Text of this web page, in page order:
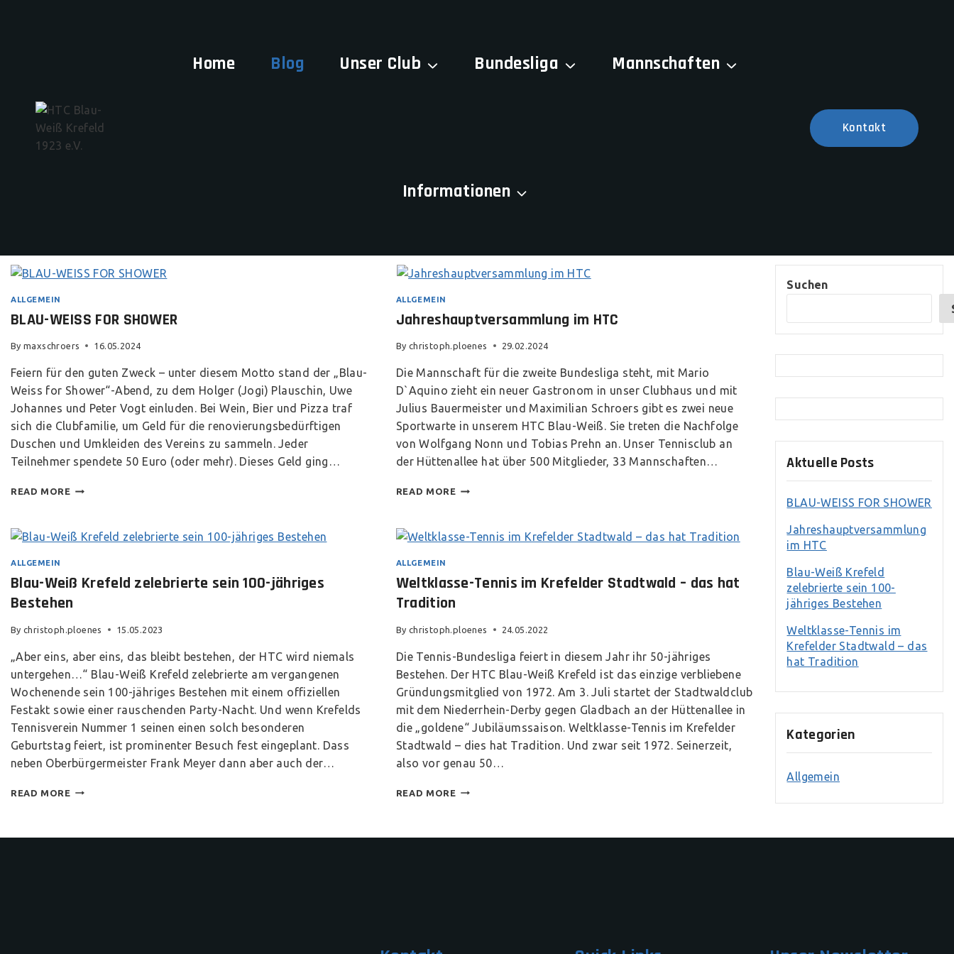
Home Blog Unser Club Bundesliga Mannschaften
Informationen
Kontakt
ALLGEMEIN
BLAU-WEISS FOR SHOWER
By maxschroers 16.05.2024
Feiern für den guten Zweck – unter diesem Motto stand der „Blau-
Weiss for Shower“-Abend, zu dem Holger (Jogi) Plauschin, Uwe
Johannes und Peter Vogt einluden. Bei Wein, Bier und Pizza traf
sich die Clubfamilie, um Geld für die renovierungsbedürftigen
Duschen und Umkleiden des Vereins zu sammeln. Jeder
Teilnehmer spendete 50 Euro (oder mehr). Dieses Geld ging…
READ MORE
ALLGEMEIN
Jahreshauptversammlung im HTC
By christoph.ploenes 29.02.2024
Die Mannschaft für die zweite Bundesliga steht, mit Mario
D`Aquino zieht ein neuer Gastronom in unser Clubhaus und mit
Julius Bauermeister und Maximilian Schroers gibt es zwei neue
Sportwarte in unserem HTC Blau-Weiß. Sie treten die Nachfolge
von Wolfgang Nonn und Tobias Prehn an. Unser Tennisclub an
der Hüttenallee hat über 500 Mitglieder, 33 Mannschaften…
READ MORE
ALLGEMEIN
Blau-Weiß Krefeld zelebrierte sein 100-jähriges
Bestehen
By christoph.ploenes 15.05.2023
„Aber eins, aber eins, das bleibt bestehen, der HTC wird niemals
untergehen…“ Blau-Weiß Krefeld zelebrierte am vergangenen
Wochenende sein 100-jähriges Bestehen mit einem offiziellen
Festakt sowie einer rauschenden Party-Nacht. Und wenn Krefelds
Tennisverein Nummer 1 seinen einen solch besonderen
Geburtstag feiert, ist prominenter Besuch fest eingeplant. Dass
neben Oberbürgermeister Frank Meyer dann aber auch der…
READ MORE
ALLGEMEIN
Weltklasse-Tennis im Krefelder Stadtwald – das hat
Tradition
By christoph.ploenes 24.05.2022
Die Tennis-Bundesliga feiert in diesem Jahr ihr 50-jähriges
Bestehen. Der HTC Blau-Weiß Krefeld ist das einzige verbliebene
Gründungsmitglied von 1972. Am 3. Juli startet der Stadtwaldclub
mit dem Niederrhein-Derby gegen Gladbach an der Hüttenallee in
die „goldene“ Jubiläumssaison. Weltklasse-Tennis im Krefelder
Stadtwald – dies hat Tradition. Und zwar seit 1972. Seinerzeit,
also vor genau 50…
READ MORE
Suchen
Aktuelle Posts
BLAU-WEISS FOR SHOWER
Jahreshauptversammlung
im HTC
Blau-Weiß Krefeld
zelebrierte sein 100-
jähriges Bestehen
Weltklasse-Tennis im
Krefelder Stadtwald – das
hat Tradition
Kategorien
Allgemein